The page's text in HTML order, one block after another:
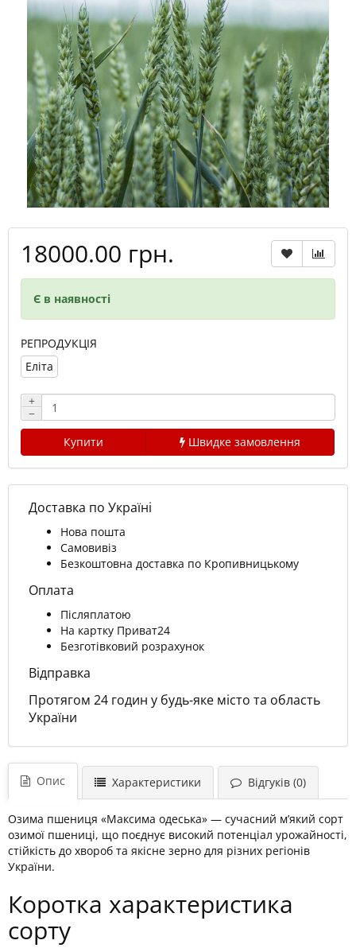
18000.00 грн.
Є в наявності
РЕПРОДУКЦІЯ
Еліта
+
−
Купити
Швидке замовлення
Доставка по Україні
Нова пошта
Самовивіз
Безкоштовна доставка по Кропивницькому
Оплата
Післяплатою
На картку Приват24
Безготівковий розрахунок
Відправка
Протягом 24 годин у будь-яке місто та область
України
Опис Характеристики Відгуків (0)
Озима пшениця «Максима одеська» — сучасний м’який сорт
озимої пшениці, що поєднує високий потенціал урожайності,
стійкість до хвороб та якісне зерно для різних регіонів
України.
Коротка характеристика
сорту